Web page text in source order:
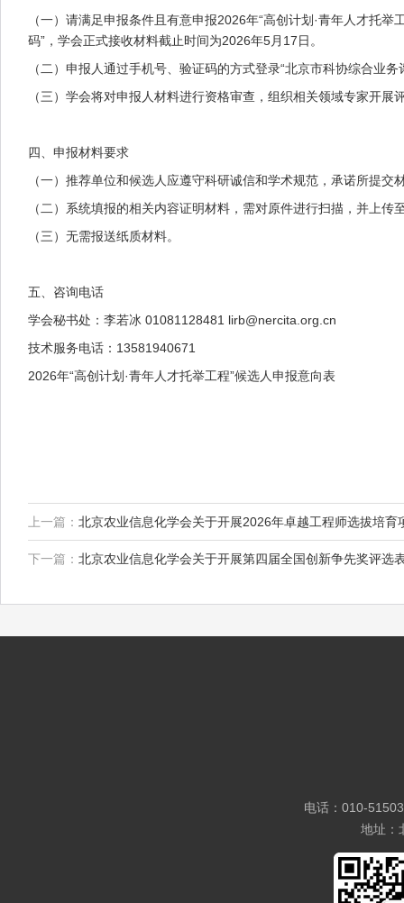
（一）请满足申报条件且有意申报2026年“高创计划·青年人才托
码”，学会正式接收材料截止时间为2026年5月17日。
（二）申报人通过手机号、验证码的方式登录“北京市科协综合业
（三）学会将对申报人材料进行资格审查，组织相关领域专家开
四、申报材料要求
（一）推荐单位和候选人应遵守科研诚信和学术规范，承诺所提
（二）系统填报的相关内容证明材料，需对原件进行扫描，并上传
（三）无需报送纸质材料。
五、咨询电话
学会秘书处：李若冰 01081128481 lirb@nercita.org.cn
技术服务电话：13581940671
2026年“高创计划·青年人才托举工程”候选人申报意向表
上一篇： 北京农业信息化学会关于开展2026年卓越工程师选拔培育
下一篇： 北京农业信息化学会关于开展第四届全国创新争先奖评选
电话：010-
地址：